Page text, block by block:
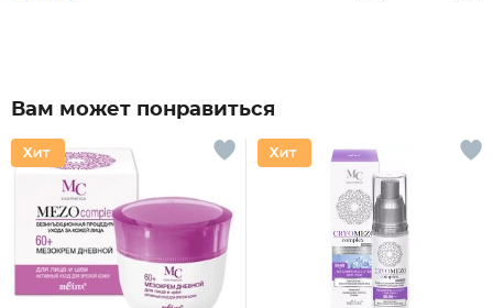
Вам может понравиться